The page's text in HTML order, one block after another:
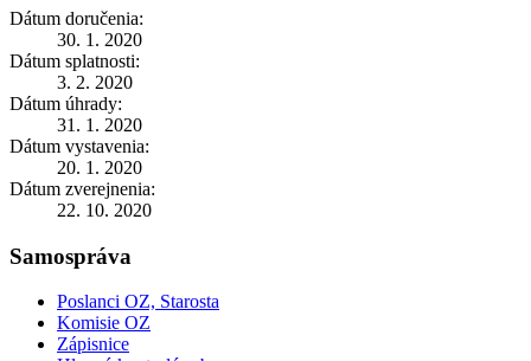
Dátum doručenia:
30. 1. 2020
Dátum splatnosti:
3. 2. 2020
Dátum úhrady:
31. 1. 2020
Dátum vystavenia:
20. 1. 2020
Dátum zverejnenia:
22. 10. 2020
Samospráva
Poslanci OZ, Starosta
Komisie OZ
Zápisnice